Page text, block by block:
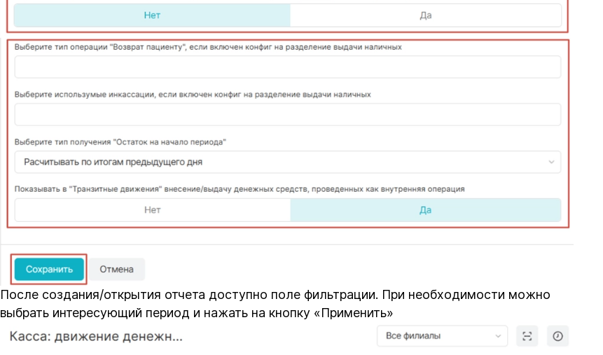
После создания/открытия отчета доступно поле фильтрации. При необходимости можно
выбрать интересующий период и нажать на кнопку «Применить»